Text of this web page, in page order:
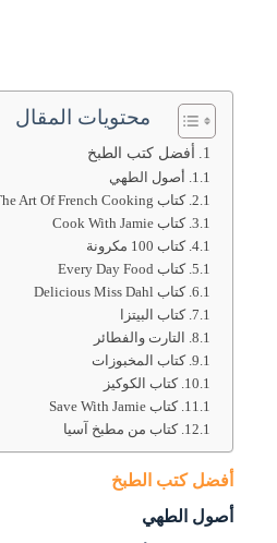
محتويات المقال
أفضل كتب الطبخ
أصول الطهي
كتاب Mastering The Art Of French Cooking
كتاب Cook With Jamie
كتاب 100 مكرونة
كتاب Every Day Food
كتاب Delicious Miss Dahl
كتاب البيتزا
التارت والفطائر
كتاب المخبوزات
كتاب الكوكيز
كتاب Save With Jamie
كتاب من مطبخ آسيا
أفضل كتب الطبخ
أصول الطهي